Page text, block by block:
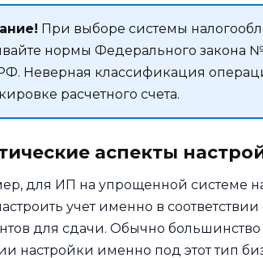
При выборе системы
нормы Федерального закона
Неверная классификация
расчетного счета.
аспекты
для ИП на упрощенной системе
учет именно в
для сдачи. Обычно
настройки именно под этот тип